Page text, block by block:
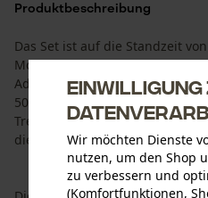
Produktbeschreibung
Das Set ist auf die Standzeit
Motorsägenkette angepasst.
AdvanceCut HD
50 cm und 4 Oregon Vollmeißel
Treibgliedbreite von 1,6 mm
die passende Ersatzkette
Einwilligung
Wir möchten Dienste
nutzen, um den Shop
zu verbessern und
(Komfortfunktionen,